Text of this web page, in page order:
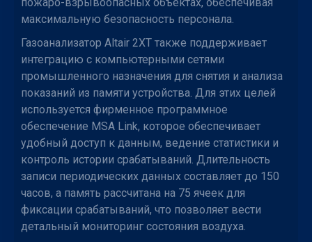
максимальную безопасность персонала.
Газоанализатор Altair 2XT также поддерживает
интеграцию с компьютерными сетями
промышленного назначения для снятия и анализа
показаний из памяти устройства. Для этих целей
используется фирменное программное
обеспечение MSA Link, которое обеспечивает
удобный доступ к данным, ведение статистики и
контроль истории срабатываний. Длительность
записи периодических данных составляет до 150
часов, а память рассчитана на 75 ячеек для
фиксации срабатываний, что позволяет вести
детальный мониторинг состояния воздуха.